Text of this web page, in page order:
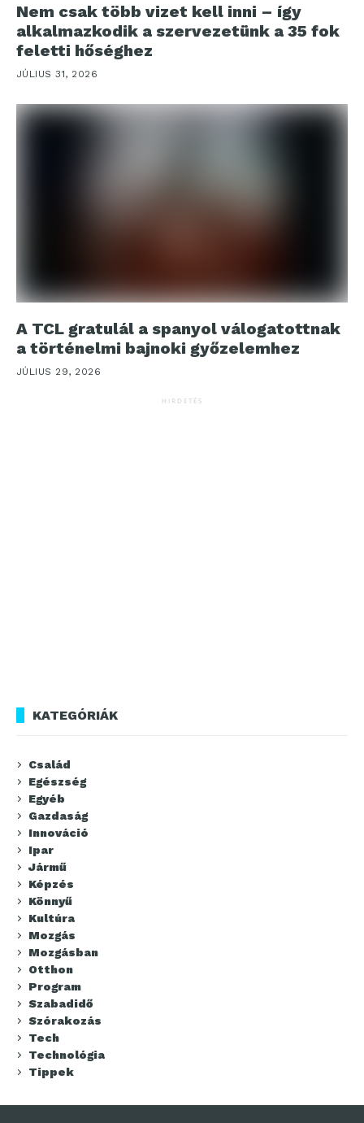
Nem csak több vizet kell inni – így
alkalmazkodik a szervezetünk a 35 fok
feletti hőséghez
JÚLIUS 31, 2026
A TCL gratulál a spanyol válogatottnak
a történelmi bajnoki győzelemhez
JÚLIUS 29, 2026
HIRDETÉS
KATEGÓRIÁK
Család
Egészség
Egyéb
Gazdaság
Innováció
Ipar
Jármű
Képzés
Könnyű
Kultúra
Mozgás
Mozgásban
Otthon
Program
Szabadidő
Szórakozás
Tech
Technológia
Tippek